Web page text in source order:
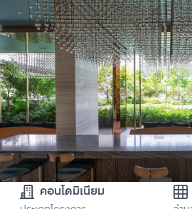
คอนโดมิเนียม